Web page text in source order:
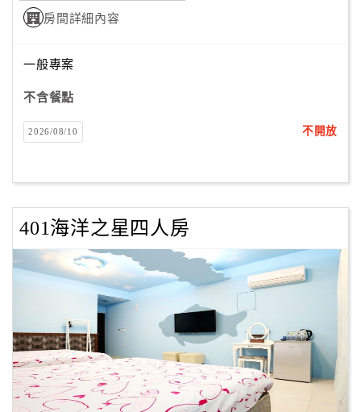
利
查
訂
房
Q&A
卡
房
請
款
收
據
房間詳細內容
一般專案
不含餐點
2026/08/10 不開放
401海洋之星四人房